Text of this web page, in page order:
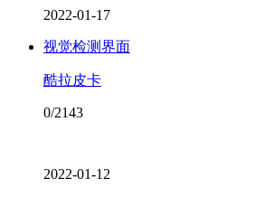
2022-01-17
视觉检测界面
酷拉皮卡
0/2143
2022-01-12